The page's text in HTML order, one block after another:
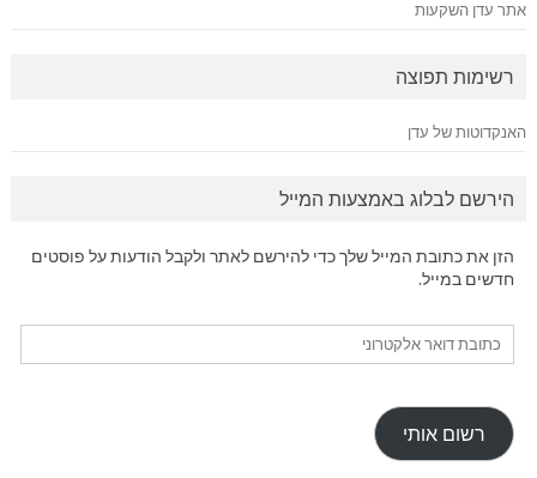
אתר עדן השקעות
רשימות תפוצה
האנקדוטות של עדן
הירשם לבלוג באמצעות המייל
הזן את כתובת המייל שלך כדי להירשם לאתר ולקבל הודעות על פוסטים
חדשים במייל.
רשום אותי